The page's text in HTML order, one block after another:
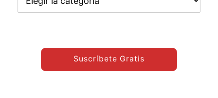
otros
Suscríbete Gratis